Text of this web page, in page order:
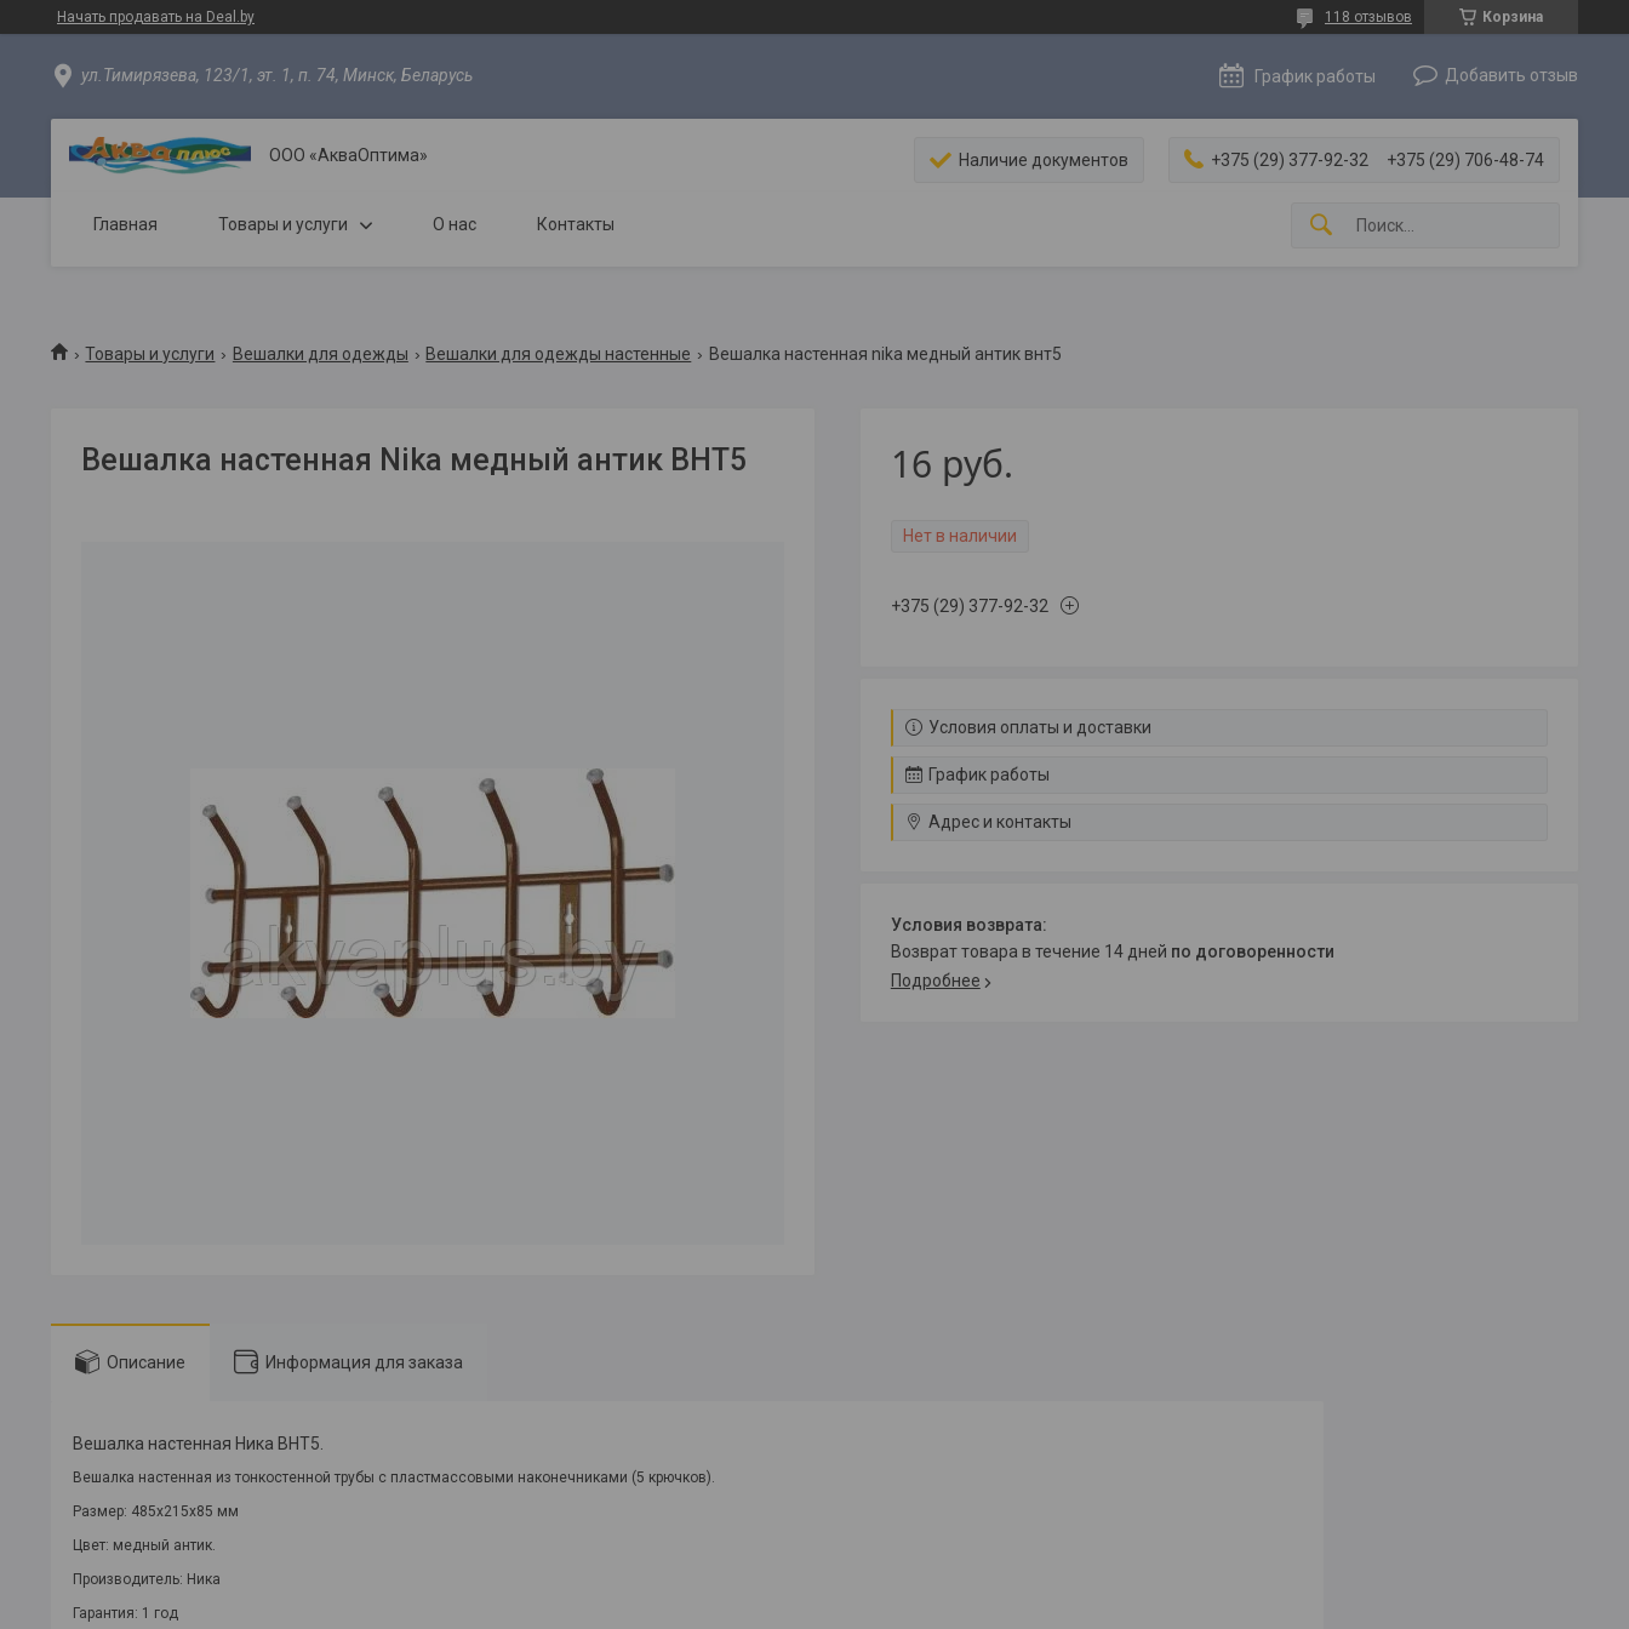
Начать продавать на Deal.by Корзина
118 отзывов
ул.Тимирязева, 123/1, эт. 1, п. 74, Минск, Беларусь График работы Добавить отзыв
ООО «АкваОптима» Наличие документов +375 (29) 377-92-32 +375 (29) 706-48-74
Главная Товары и услуги О нас Контакты
Товары и услуги Вешалки для одежды Вешалки для одежды настенные Вешалка настенная nika медный антик внт5
Вешалка настенная Nika медный антик ВНТ5 16 руб.
Нет в наличии
+375 (29) 377-92-32
Условия оплаты и доставки
График работы
Адрес и контакты
возврат товара в течение 14 дней по договоренности
Подробнее
Описание Информация для заказа
Вешалка настенная Ника ВНТ5.
Вешалка настенная из тонкостенной трубы с пластмассовыми наконечниками (5 крючков).
Размер: 485х215х85 мм
Цвет: медный антик.
Производитель: Ника
Гарантия: 1 год